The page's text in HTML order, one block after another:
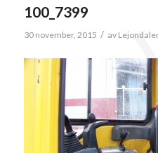
100_7399
30 november, 2015 / av